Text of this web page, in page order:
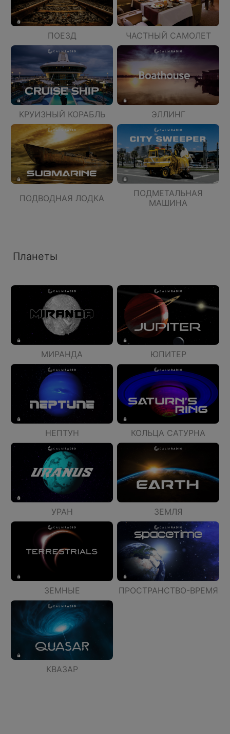
ПОЕЗД ЧАСТНЫЙ САМОЛЕТ
КРУИЗНЫЙ КОРАБЛЬ ЭЛЛИНГ
ПОДВОДНАЯ ЛОДКА
ПОДМЕТАЛЬНАЯ
МАШИНА
Планеты
МИРАНДА ЮПИТЕР
НЕПТУН КОЛЬЦА САТУРНА
УРАН ЗЕМЛЯ
ЗЕМНЫЕ ПРОСТРАНСТВО-ВРЕМЯ
КВАЗАР